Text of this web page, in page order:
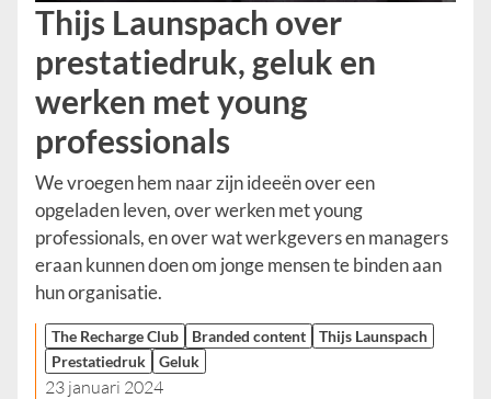
Thijs Launspach over
prestatiedruk, geluk en
werken met young
professionals
We vroegen hem naar zijn ideeën over een
opgeladen leven, over werken met young
professionals, en over wat werkgevers en managers
eraan kunnen doen om jonge mensen te binden aan
hun organisatie.
The Recharge Club Branded content
Thijs Launspach
Prestatiedruk
Geluk
23 januari 2024